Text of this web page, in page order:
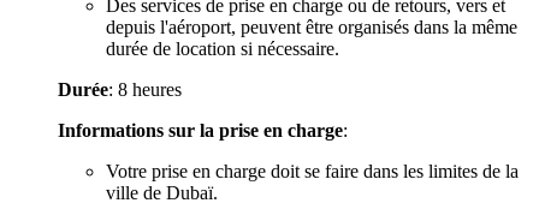
Des services de prise en charge ou de retours, vers et
depuis l'aéroport, peuvent être organisés dans la même
durée de location si nécessaire.
Durée: 8 heures
Informations sur la prise en charge:
Votre prise en charge doit se faire dans les limites de la
ville de Dubaï.